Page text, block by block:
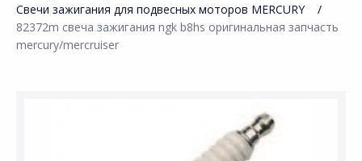
Свечи зажигания для подвесных моторов MERCURY
82372m свеча зажигания ngk b8hs оригинальная запчасть
mercury/mercruiser